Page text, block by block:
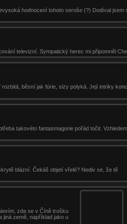
hodnocení tohoto seroše (?) Dodíval jsem
televizní. Sympatický herec mi připomněl
běsní jak fúrie, slzy polyká. Její intriky
takovéto fantasmagorie pořád točit.
blázní. Čekáš objetí vřelé? Nediv se, že tě
zda se v Číně trošku
jiná země, například jako u